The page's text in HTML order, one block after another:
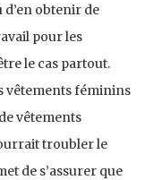
obtenir de
pour les
le cas partout.
vêtements féminins
vêtements
troubler le
de s’assurer que